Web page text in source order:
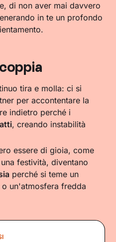
di non aver mai davvero
in te un profondo
tira e molla: ci si
per accontentare la
indietro perché i
, creando instabilità
essere di gioia, come
festività, diventano
perché si teme un
un'atmosfera fredda